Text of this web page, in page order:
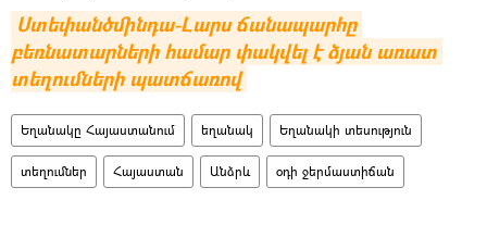
Ստեփանծմինդա-Լարս ճանապարհը
բեռնատարների համար փակվել է ձյան առատ
տեղումների պատճառով
Եղանակը Հայաստանում եղանակ Եղանակի տեսություն
տեղումներ Հայաստան Անձրև օդի ջերմաստիճան